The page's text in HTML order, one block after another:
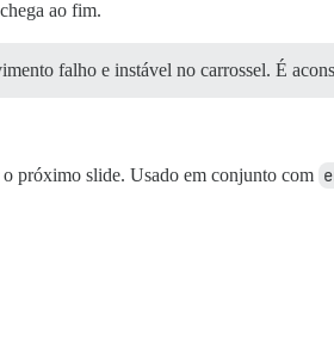
ao fim.
falho e instável no carrossel. É
próximo slide. Usado em conjunto com